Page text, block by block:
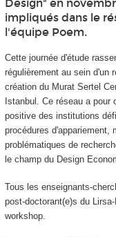
Design" en
impliqués dans le
l'équipe Poem.
Cette journée d'étude
régulièrement au sein d'un
création du Murat Sertel
Istanbul. Ce réseau a
positive des institutions
procédures d'appariement,
problématiques de
le champ du Design
Tous les enseignants-
post-doctorant(e)s du
workshop.